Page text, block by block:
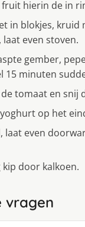
hierin de in
in blokjes, kruid
laat even stoven.
gember,
15 minuten
tomaat en snij
op het
laat even
kip door kalkoen.
vragen